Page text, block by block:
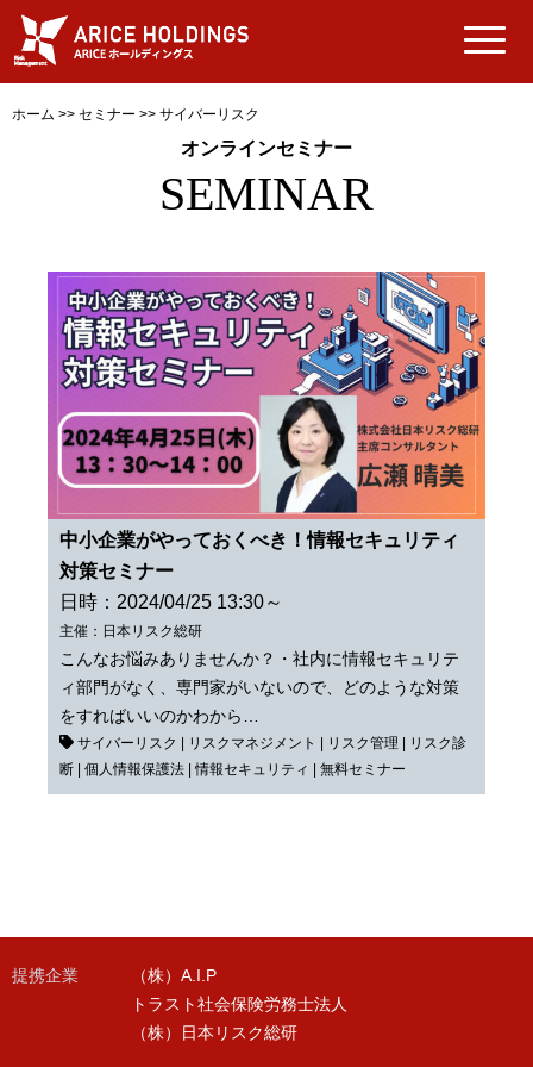
ホーム >> セミナー >> サイバーリスク
オンラインセミナー
SEMINAR
中小企業がやっておくべき！情報セキュリティ
対策セミナー
日時：2024/04/25 13:30～
主催：日本リスク総研
こんなお悩みありませんか？・社内に情報セキュリテ
ィ部門がなく、専門家がいないので、どのような対策
をすればいいのかわから…
サイバーリスク リスクマネジメント リスク管理
リスク診
断
個人情報保護法 |情報セキュリティ 無料セミナー
提携企業
（株）A.I.P
トラスト社会保険労務士法人
（株）日本リスク総研